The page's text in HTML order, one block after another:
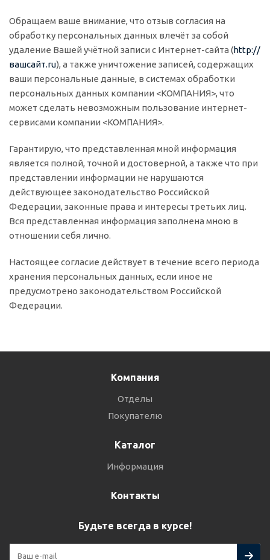
Обращаем ваше внимание, что отзыв согласия на
обработку персональных данных влечёт за собой
удаление Вашей учётной записи с Интернет-сайта (http://
вашсайт.ru), а также уничтожение записей, содержащих
ваши персональные данные, в системах обработки
персональных данных компании <КОМПАНИЯ>, что
может сделать невозможным пользование интернет-
сервисами компании <КОМПАНИЯ>.
Гарантирую, что представленная мной информация
является полной, точной и достоверной, а также что при
представлении информации не нарушаются
действующее законодательство Российской
Федерации, законные права и интересы третьих лиц.
Вся представленная информация заполнена мною в
отношении себя лично.
Настоящее согласие действует в течение всего периода
хранения персональных данных, если иное не
предусмотрено законодательством Российской
Федерации.
Компания
Отделы
Покупателю
Каталог
Информация
Контакты
Будьте всегда в курсе!